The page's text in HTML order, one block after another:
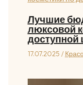
Лучшие
люксовой
доступной
17.07.2025 /